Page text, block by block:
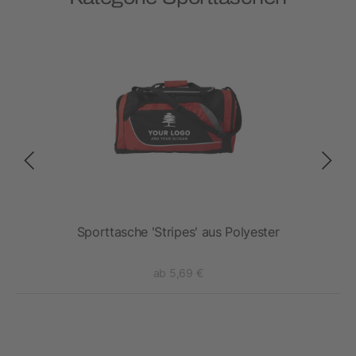
Sporttasche 'Stripes' aus Polyester
ab 5,69 €